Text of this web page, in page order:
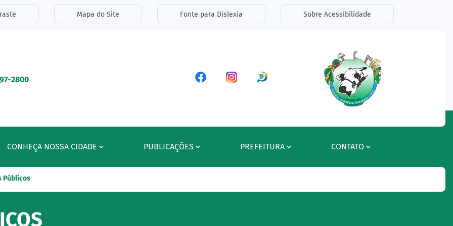
de acessibilidade
Mapa do Site Fonte para Dislexia Sobre Acessibilidade
2800 Acessar a Rede Social Facebook
Acessar a Rede Social Instagram
Acessar a Rede Social Radar
CONHEÇA NOSSA CIDADE PUBLICAÇÕES PREFEITURA CONTATO
Públicos